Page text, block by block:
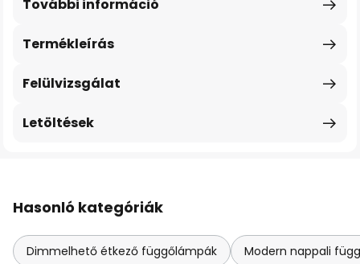
Termékleírás
További információ
Felülvizsgálat
Letöltések
Hasonló kategóriák
Dimmelhető étkező függőlámpák Modern nappali